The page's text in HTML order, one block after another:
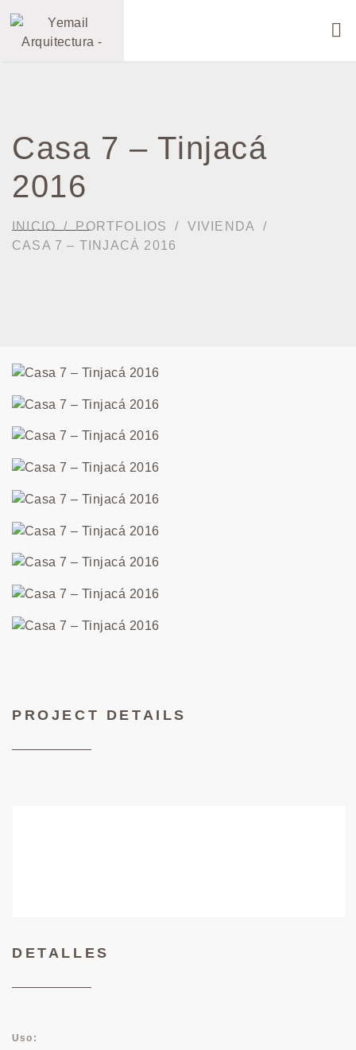
Casa 7 – Tinjacá
2016
INICIO PORTFOLIOS
VIVIENDA
CASA 7 – TINJACÁ 2016
PROJECT DETAILS
DETALLES
Uso